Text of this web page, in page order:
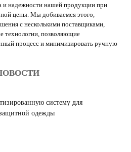
и надежности нашей продукции при
цены. Мы добиваемся этого,
с несколькими поставщиками,
технологии, позволяющие
процесс и минимизировать ручную